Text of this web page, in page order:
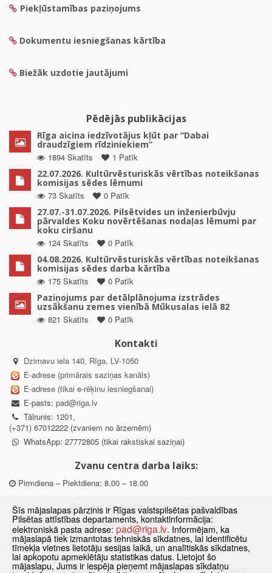
Piekļūstamības paziņojums
Dokumentu iesniegšanas kārtība
Biežāk uzdotie jautājumi
Pēdējās publikācijas
Rīga aicina iedzīvotājus kļūt par “Dabai
draudzīgiem rīdziniekiem”
1894 Skatīts
1 Patīk
22.07.2026. Kultūrvēsturiskās vērtības noteikšanas
komisijas sēdes lēmumi
73 Skatīts
0 Patīk
27.07.-31.07.2026. Pilsētvides un inženierbūvju
pārvaldes Koku novērtēšanas nodaļas lēmumi par
koku ciršanu
124 Skatīts
0 Patīk
04.08.2026. Kultūrvēsturiskās vērtības noteikšanas
komisijas sēdes darba kārtība
175 Skatīts
0 Patīk
Paziņojums par detālplānojuma izstrādes
uzsākšanu zemes vienībā Mūkusalas ielā 82
821 Skatīts
0 Patīk
Kontakti
Dzirnavu iela 140, Rīga, LV-1050
E-adrese (primārais saziņas kanāls)
E-adrese (tikai e-rēķinu iesniegšanai)
E-pasts: pad@riga.lv
Tālrunis: 1201,
(+371) 67012222 (zvaniem no ārzemēm)
WhatsApp: 27772805 (tikai rakstiskai saziņai)
Zvanu centra darba laiks:
Pirmdiena – Piektdiena: 8.00 – 18.00
Departamenta darba laiks:
Pirmdiena, Ceturtdiena: 8.30 – 18.00
Otrdiena, Trešdiena: 8.30 – 17.00
Piektdiena: 8.30 – 15.00
Klātienes konsultācijas pieejamas tikai ar iepriekšēju pierakstu.
Šīs mājaslapas pārzinis ir Rīgas valstspilsētas pašvaldības
Pilsētas attīstības departaments, kontaktinformācija:
elektroniskā pasta adrese: pad@riga.lv. Informējam, ka
mājaslapā tiek izmantotas tehniskās sīkdatnes, lai identificētu
tīmekļa vietnes lietotāju sesijas laikā, un analītiskās sīkdatnes,
lai apkopotu apmeklētāju statistikas datus. Lietojot šo
mājaslapu, Jums ir iespēja pieņemt mājaslapas sīkdatņu